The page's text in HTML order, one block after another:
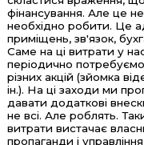
фінансування. Але це
необхідно робити. Це
приміщень, зв'язок,
Саме на ці витрати у
періодично
різних акцій (зйомка
ін.). На ці заходи ми
давати додаткові
не всі. Але роблять.
витрати вистачає
пропаганди і